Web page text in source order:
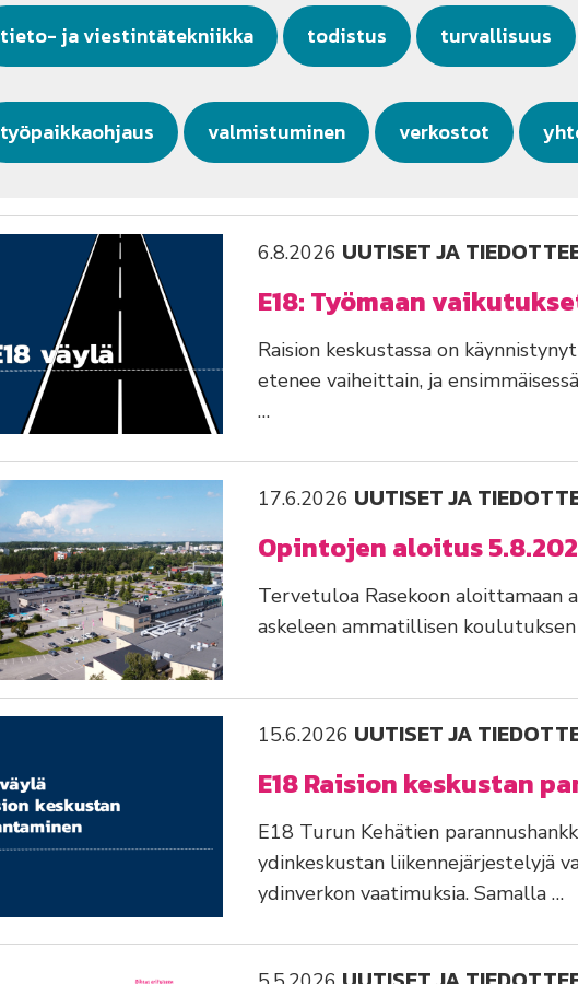
tieto- ja viestintätekniikka todistus turvallisuus
työpaikkaohjaus valmistuminen verkostot
6.8.2026 UUTISET JA
E18: Työmaan
Raision keskustassa on
etenee vaiheittain, ja
…
17.6.2026 UUTISET JA
Opintojen aloitus
Tervetuloa Rasekoon
askeleen ammatillisen
15.6.2026 UUTISET JA
E18 Raision keskustan
E18 Turun Kehätien
ydinkeskustan liikennejärjestelyjä
ydinverkon vaatimuksia. Samalla …